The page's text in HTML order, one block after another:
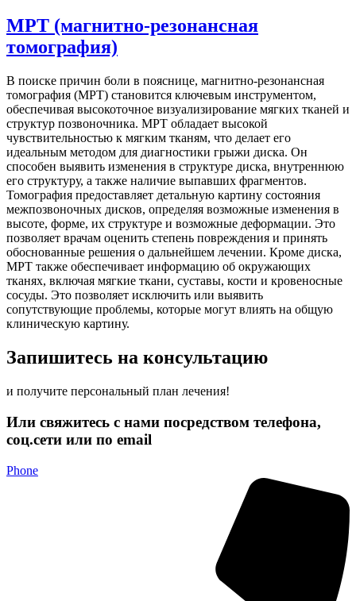
МРТ (магнитно-резонансная
томография)
В поиске причин боли в пояснице, магнитно-резонансная
томография (МРТ) становится ключевым инструментом,
обеспечивая высокоточное визуализирование мягких тканей и
структур позвоночника. МРТ обладает высокой
чувствительностью к мягким тканям, что делает его
идеальным методом для диагностики грыжи диска. Он
способен выявить изменения в структуре диска, внутреннюю
его структуру, а также наличие выпавших фрагментов.
Томография предоставляет детальную картину состояния
межпозвоночных дисков, определяя возможные изменения в
высоте, форме, их структуре и возможные деформации. Это
позволяет врачам оценить степень повреждения и принять
обоснованные решения о дальнейшем лечении. Кроме диска,
МРТ также обеспечивает информацию об окружающих
тканях, включая мягкие ткани, суставы, кости и кровеносные
сосуды. Это позволяет исключить или выявить
сопутствующие проблемы, которые могут влиять на общую
клиническую картину.
Запишитесь на консультацию
и получите персональный план лечения!
Или свяжитесь с нами посредством телефона,
соц.сети или по email
Phone